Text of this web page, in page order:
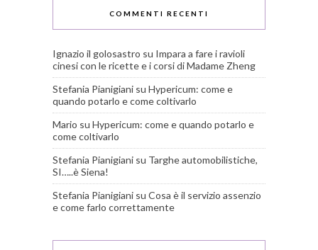
COMMENTI RECENTI
Ignazio il golosastro su Impara a fare i ravioli
cinesi con le ricette e i corsi di Madame Zheng
Stefania Pianigiani su Hypericum: come e
quando potarlo e come coltivarlo
Mario su Hypericum: come e quando potarlo e
come coltivarlo
Stefania Pianigiani su Targhe automobilistiche,
SI…..è Siena!
Stefania Pianigiani su Cosa è il servizio assenzio
e come farlo correttamente